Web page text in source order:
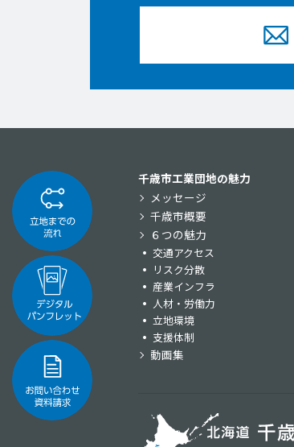
千歳市工業団地の魅力
メッセージ
千歳市概要
６つの魅力
交通アクセス
リスク分散
産業インフラ
人材・労働力
立地環境
支援体制
動画集